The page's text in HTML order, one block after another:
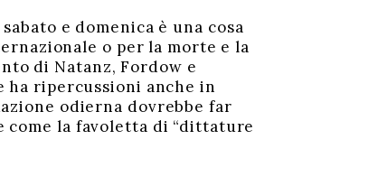
e domenica è una cosa
o per la morte e la
di Natanz, Fordow e
ha ripercussioni anche in
odierna dovrebbe far
come la favoletta di “dittature